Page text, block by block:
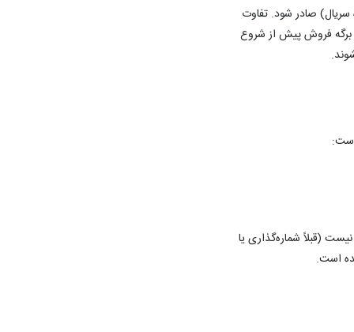
صادر شود. تفاوت
برگه فروش پیش از شروع
(قبلاً شماره‌گذاری یا
است.